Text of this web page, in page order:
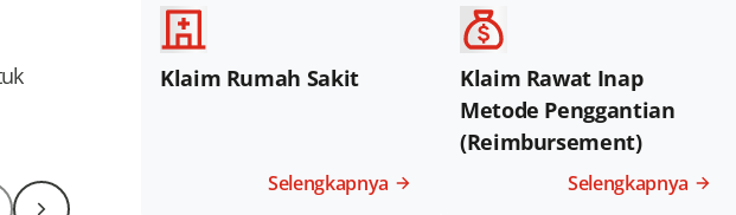
Klaim Rumah Sakit
Selengkapnya
Klaim Rawat Inap
Metode Penggantian
(Reimbursement)
Selengkapnya